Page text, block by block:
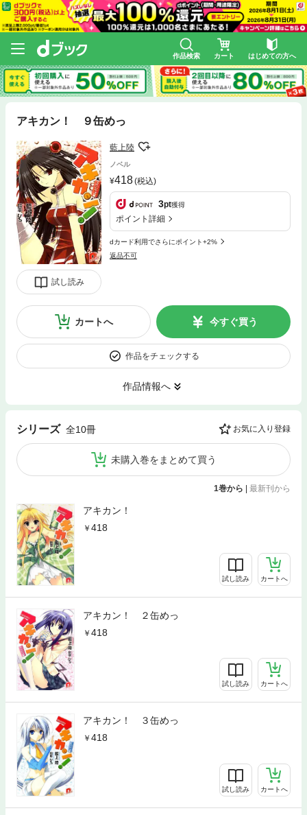
作品検索 カート はじめての方へ
アキカン！ ９缶めっ
試し読み
藍上陸
ノベル
418(税込)
3pt獲得
ポイント詳細
dカード利用でさらにポイント+2%
返品不可
カートへ 今すぐ買う
作品をチェックする
作品情報へ
シリーズ 全10冊 お気に入り登録
未購入巻をまとめて買う
1巻から | 最新刊から
アキカン！
418
試し読み カートへ
アキカン！ ２缶めっ
418
試し読み カートへ
アキカン！ ３缶めっ
418
試し読み カートへ